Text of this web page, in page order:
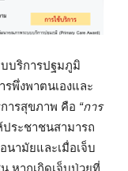
บริการปฐมภูมิ
รพึ่งพาตนเองและ
การสุขภาพ คือ “การ
ระชาชนสามารถ
ามัยและเมื่อเจ็บ
หากเกิดเจ็บป่วยที่